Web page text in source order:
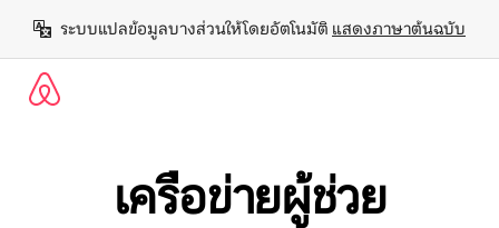
ยัง
เนื้อหา
ระบบแปลข้อมูลบางส่วนให้โดยอัตโนมัติ แสดงภาษาต้นฉบับ
เครือข่ายผู้ช่วย